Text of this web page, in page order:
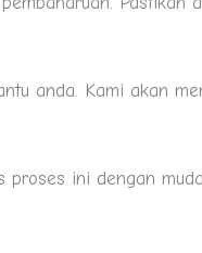
anda. Kami akan
proses ini dengan